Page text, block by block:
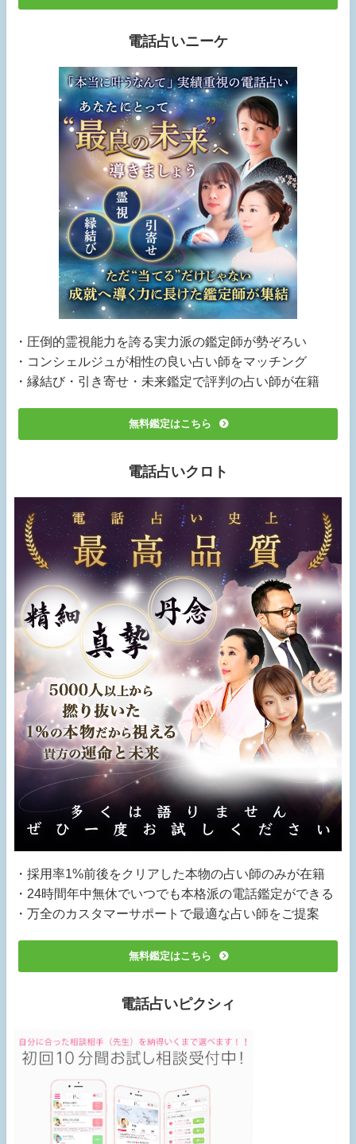
電話占いニーケ
・圧倒的霊視能力を誇る実力派の鑑定師が勢ぞろい
・コンシェルジュが相性の良い占い師をマッチング
・縁結び・引き寄せ・未来鑑定で評判の占い師が在籍
無料鑑定はこちら
電話占いクロト
・採用率1%前後をクリアした本物の占い師のみが在籍
・24時間年中無休でいつでも本格派の電話鑑定ができる
・万全のカスタマーサポートで最適な占い師をご提案
無料鑑定はこちら
電話占いピクシィ